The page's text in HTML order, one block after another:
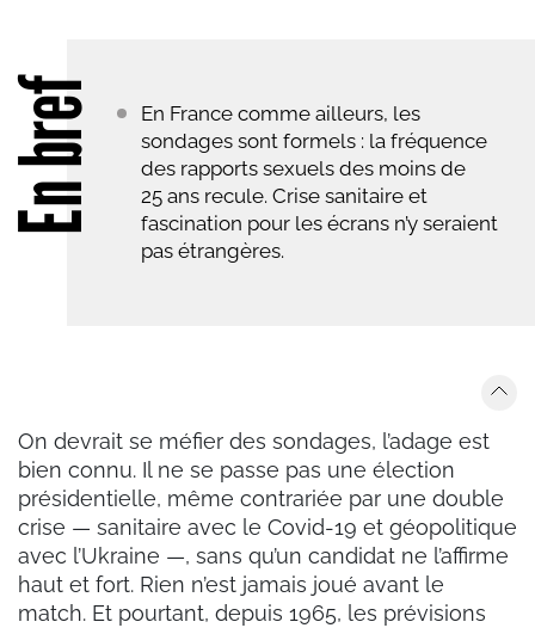
bref
En France comme ailleurs, les
sondages sont formels : la fréquence
des rapports sexuels des moins de
25 ans recule. Crise sanitaire et
fascination pour les écrans n’y seraient
pas étrangères.
On devrait se méfier des sondages, l’adage est
bien connu. Il ne se passe pas une élection
présidentielle, même contrariée par une double
crise — sanitaire avec le Covid-19 et géopolitique
avec l’Ukraine —, sans qu’un candidat ne l’affirme
haut et fort. Rien n’est jamais joué avant le
match. Et pourtant, depuis 1965, les prévisions